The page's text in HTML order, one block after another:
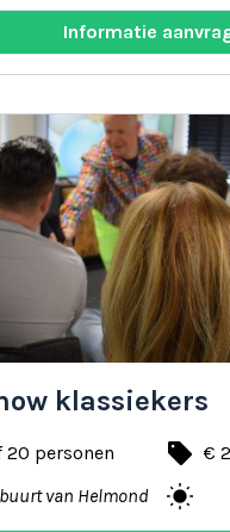
Informatie
klassiekers
20 personen local_offer €
van Helmond wb_sunny